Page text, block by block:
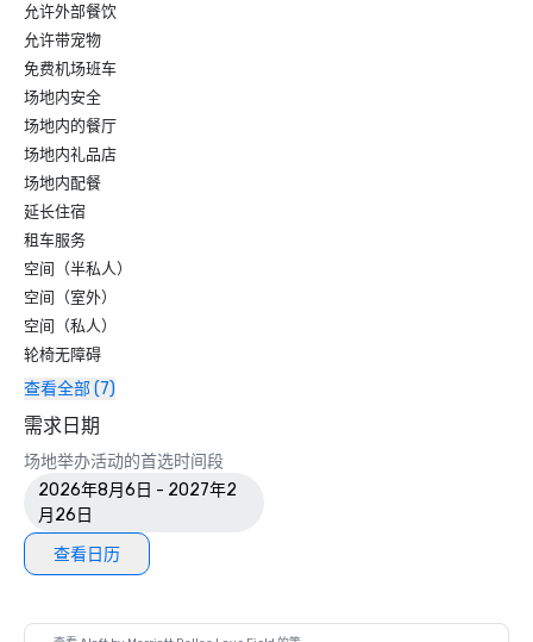
允许外部餐饮
允许带宠物
免费机场班车
场地内安全
场地内的餐厅
场地内礼品店
场地内配餐
延长住宿
租车服务
空间（半私人）
空间（室外）
空间（私人）
轮椅无障碍
查看全部 (7)
需求日期
场地举办活动的首选时间段
2026年8月6日 - 2027年2
月26日
查看日历